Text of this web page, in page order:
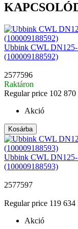
Ubbink CWL DN125-
(100009188592)
2577596
Raktáron
Regular price 102 870
Akció
Kosárba
Ubbink CWL DN125-
(100009188593)
2577597
Regular price 119 634
Akció